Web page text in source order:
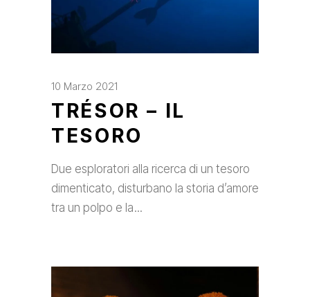
10 Marzo 2021
TRÉSOR – IL
TESORO
Due esploratori alla ricerca di un tesoro
dimenticato, disturbano la storia d’amore
tra un polpo e la